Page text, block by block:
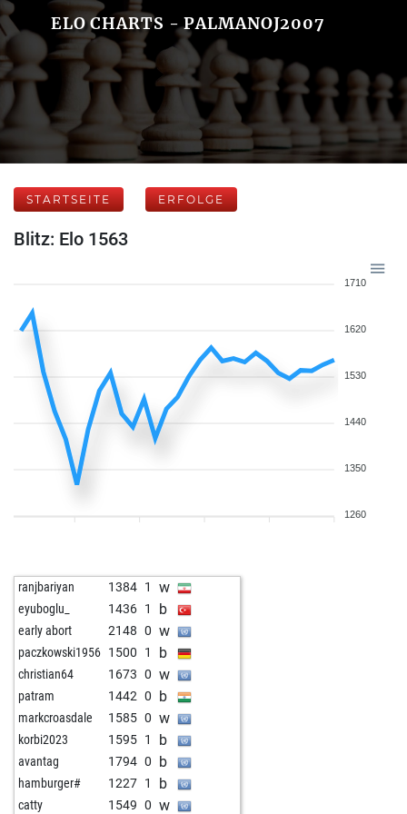
ELO CHARTS - PALMANOJ2007
STARTSEITE ERFOLGE
Blitz: Elo 1563
1710
1620
1530
1440
1350
1260
ranjbariyan 1384 1 w
eyuboglu_ 1436 1 b
early abort 2148 0 w
paczkowski1956 1500 1 b
christian64 1673 0 w
patram 1442 0 b
markcroasdale 1585 0 w
korbi2023 1595 1 b
avantag 1794 0 b
hamburger# 1227 1 b
catty 1549 0 w